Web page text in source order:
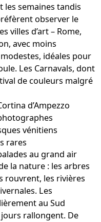
les semaines tandis
observer le
villes d’art – Rome,
avec moins
idéales pour
Les Carnavals, dont
de couleurs malgré
d’Ampezzo
vénitiens
rares
au grand air
la nature : les arbres
rouvrent, les rivières
Les
au Sud
jours rallongent. De